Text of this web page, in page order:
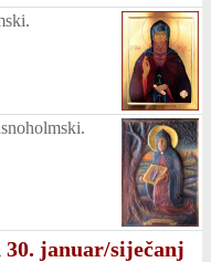
30. januar/siječanj